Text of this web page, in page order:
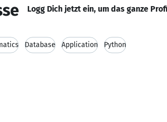
Logg Dich jetzt ein, um das ganze
Database Application Python